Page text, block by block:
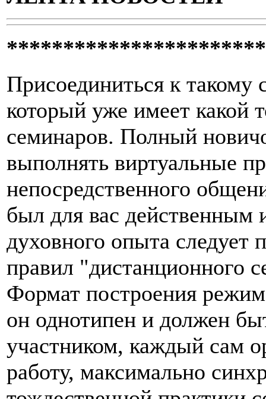
Присоединиться к
который уже имеет какой
семинаров. Полный
выполнять виртуальные
непосредственного
был для вас действенным
духовного опыта следует
правил "дистанционного
Формат построения
он однотипен и должен
участником, каждый сам
работу, максимально